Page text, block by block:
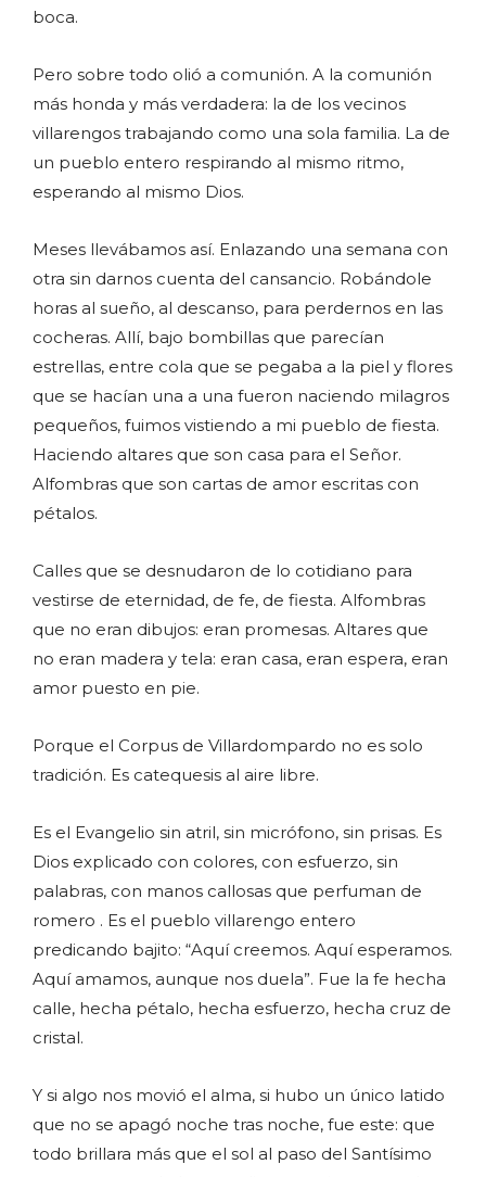
boca.
Pero sobre todo olió a comunión. A la comunión
más honda y más verdadera: la de los vecinos
villarengos trabajando como una sola familia. La de
un pueblo entero respirando al mismo ritmo,
esperando al mismo Dios.
Meses llevábamos así. Enlazando una semana con
otra sin darnos cuenta del cansancio. Robándole
horas al sueño, al descanso, para perdernos en las
cocheras. Allí, bajo bombillas que parecían
estrellas, entre cola que se pegaba a la piel y flores
que se hacían una a una fueron naciendo milagros
pequeños, fuimos vistiendo a mi pueblo de fiesta.
Haciendo altares que son casa para el Señor.
Alfombras que son cartas de amor escritas con
pétalos.
Calles que se desnudaron de lo cotidiano para
vestirse de eternidad, de fe, de fiesta. Alfombras
que no eran dibujos: eran promesas. Altares que
no eran madera y tela: eran casa, eran espera, eran
amor puesto en pie.
Porque el Corpus de Villardompardo no es solo
tradición. Es catequesis al aire libre.
Es el Evangelio sin atril, sin micrófono, sin prisas. Es
Dios explicado con colores, con esfuerzo, sin
palabras, con manos callosas que perfuman de
romero . Es el pueblo villarengo entero
predicando bajito: “Aquí creemos. Aquí esperamos.
Aquí amamos, aunque nos duela”. Fue la fe hecha
calle, hecha pétalo, hecha esfuerzo, hecha cruz de
cristal.
Y si algo nos movió el alma, si hubo un único latido
que no se apagó noche tras noche, fue este: que
todo brillara más que el sol al paso del Santísimo